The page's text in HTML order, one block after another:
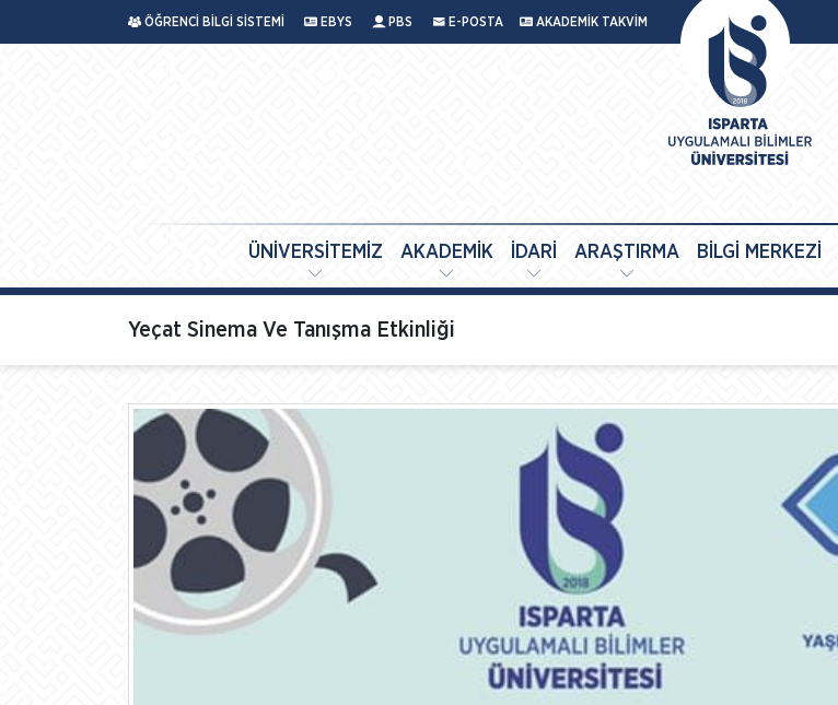
ÖĞRENCİ BİLGİ SİSTEMİ EBYS PBS E-POSTA AKADEMİK TAKVİM
ÜNİVERSİTEMİZ AKADEMİK İDARİ ARAŞTIRMA BİLGİ MERKEZİ
Yeçat Sinema Ve Tanışma Etkinliği